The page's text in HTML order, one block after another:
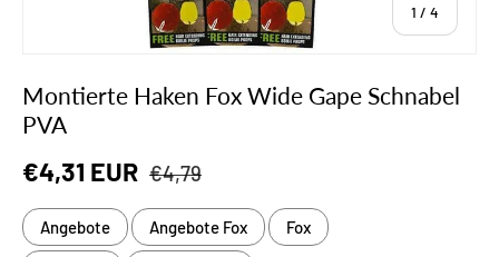
1 / von
4
Montierte Haken Fox Wide Gape Schnabel
PVA
Verkaufspreis
€4,31 EUR Normaler Preis
€4,79
Angebote Angebote Fox Fox